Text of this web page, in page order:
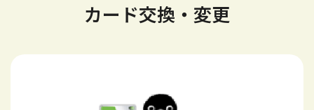
カード交換・変更